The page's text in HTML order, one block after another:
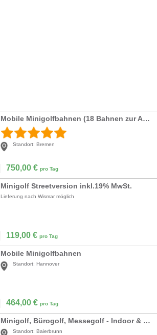
Mobile Minigolfbahnen (18 Bahnen zur Auswahl)
Standort: Bremen
750,00 € pro Tag
Minigolf Streetversion inkl.19% MwSt.
Lieferung nach Wismar möglich
119,00 € pro Tag
Mobile Minigolfbahnen
Standort: Hannover
464,00 € pro Tag
Minigolf, Bürogolf, Messegolf - Indoor & Outdoor
Standort: Baierbrunn